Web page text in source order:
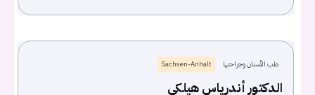
طب الأسنان وجراحتها Sachsen-Anhalt
الدكتور أندرياس هيلكي